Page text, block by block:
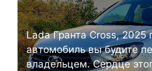
Lada Гранта Cross, 2025
автомобиль вы будите
владельцем. Сердце